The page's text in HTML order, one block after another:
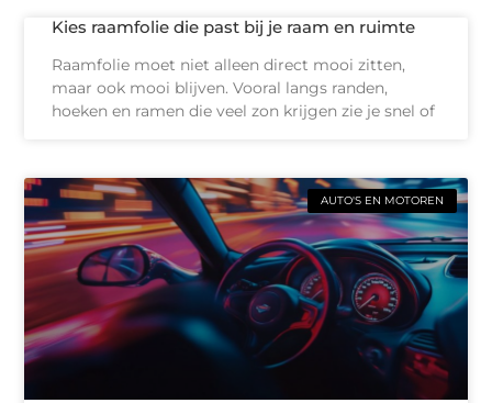
Kies raamfolie die past bij je raam en ruimte
Raamfolie moet niet alleen direct mooi zitten,
maar ook mooi blijven. Vooral langs randen,
hoeken en ramen die veel zon krijgen zie je snel of
AUTO'S EN MOTOREN